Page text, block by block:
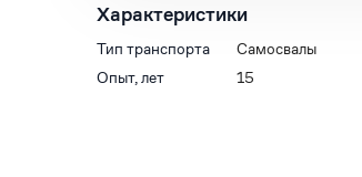
Характеристики
Тип транспорта
Самосвалы
Опыт, лет
15